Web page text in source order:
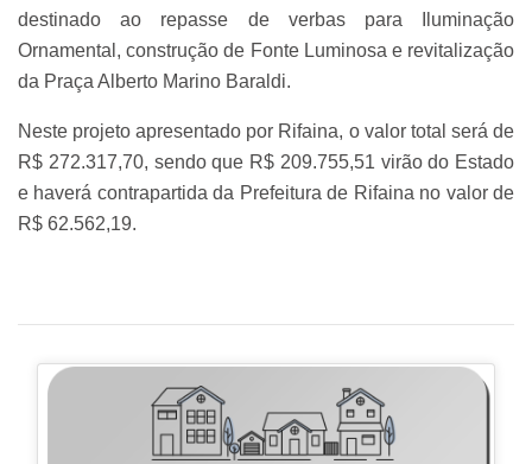
destinado ao repasse de verbas para Iluminação
Ornamental, construção de Fonte Luminosa e revitalização
da Praça Alberto Marino Baraldi.
Neste projeto apresentado por Rifaina, o valor total será de
R$ 272.317,70, sendo que R$ 209.755,51 virão do Estado
e haverá contrapartida da Prefeitura de Rifaina no valor de
R$ 62.562,19.